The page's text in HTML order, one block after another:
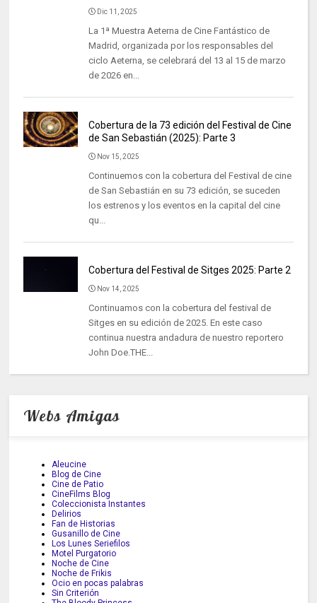
Dic 11, 2025
La 1ª Muestra Aeterna de Cine Fantástico de
Madrid, organizada por los responsables del
ciclo Aeterna, se celebrará del 13 al 15 de marzo
de 2026 en...
Cobertura de la 73 edición del Festival de Cine
de San Sebastián (2025): Parte 3
Nov 15, 2025
Continuemos con la cobertura del Festival de cine
de San Sebastián en su 73 edición, se suceden
los estrenos y los eventos en la capital del cine
qu...
Cobertura del Festival de Sitges 2025: Parte 2
Nov 14, 2025
Continuamos con la cobertura del festival de
Sitges en su edición de 2025. En este caso
continua nuestra andadura de nuestro reportero
John Doe.THE...
Webs Amigas
Aleucine
Blog de Cine
Cine de Patio
CineFilms Blog
Coleccionista Instantes
Delirios
Fan de Historias
Gusanillo de Cine
Los Lunes Seriefilos
Motel Purgatorio
Noche de Cine
Noche de Frikis
Ocio en pocas palabras
Sin Criterión